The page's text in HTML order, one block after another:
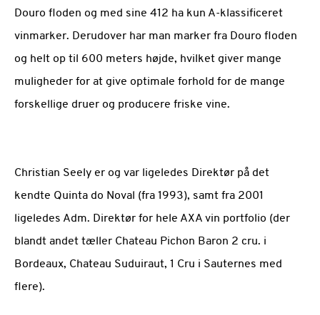
Douro floden og med sine 412 ha kun A-klassificeret
vinmarker. Derudover har man marker fra Douro floden
og helt op til 600 meters højde, hvilket giver mange
muligheder for at give optimale forhold for de mange
forskellige druer og producere friske vine.
Christian Seely er og var ligeledes Direktør på det
kendte Quinta do Noval (fra 1993), samt fra 2001
ligeledes Adm. Direktør for hele AXA vin portfolio (der
blandt andet tæller Chateau Pichon Baron 2 cru. i
Bordeaux, Chateau Suduiraut, 1 Cru i Sauternes med
flere).